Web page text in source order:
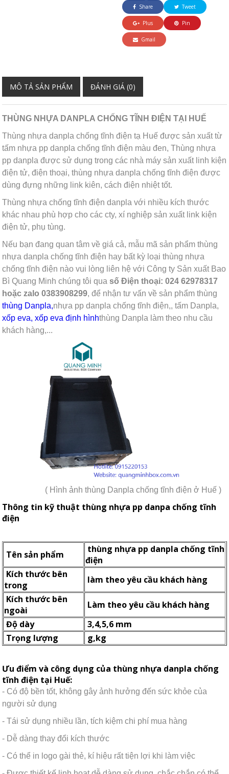
Share Tweet
Plus Pin
Gmail
MÔ TẢ SẢN PHẨM ĐÁNH GIÁ (0)
THÙNG NHỰA DANPLA CHỐNG TĨNH ĐIỆN TẠI HUẾ
Thùng nhựa danpla chống tĩnh điện tạ Huế được sản xuất từ
tấm nhựa pp danpla chống tĩnh điện màu đen, Thùng nhựa
pp danpla được sử dụng trong các nhà máy sản xuất linh kiện
điện tử, điện thoại, thùng nhựa danpla chống tĩnh điện được
dùng đựng những link kiên, cách điện nhiệt tốt.
Thùng nhựa chống tĩnh điện danpla với nhiều kích thước
khác nhau phù hợp cho các cty, xí nghiệp sản xuất link kiện
điện tử, phụ tùng.
Nếu bạn đang quan tâm về giá cả, mẫu mã sản phẩm thùng
nhựa danpla chống tĩnh điện hay bất kỳ loại thùng nhựa
chống tĩnh điện nào vui lòng liên hệ với Công ty Sản xuất Bao
Bì Quang Minh chúng tôi quasố Điện thoại: 024 62978317
hoặc zalo 0383908299, để nhận tư vấn về sản phẩm thùng
nhựa pp danpla chống tĩnh điện,
thùng Danpla,
xốp eva, xốp eva định hình
, tấm Danpla,
thùng Danpla làm theo nhu cầu
khách hàng,...
( Hình ảnh thùng Danpla chống tĩnh điện ở Huế )
Thông tin kỹ thuật thùng nhựa pp danpa chống tĩnh
điện
Tên sản phẩm
thùng nhựa pp danpla chống tĩnh
điện
Kích thước bên
trong
làm theo yêu cầu khách hàng
Kích thước bên
ngoài
Làm theo yêu cầu khách hàng
Độ dày
3,4,5,6 mm
Trọng lượng
g,kg
Ưu điểm và công dụng của thùng nhựa danpla chống
tĩnh điện tại Huế:
- Có độ bền tốt, không gây ảnh hưởng đến sức khỏe của
người sử dụng
- Tái sử dụng nhiều lần, tích kiệm chi phí mua hàng
- Dễ dàng thay đổi kích thước
- Có thể in logo gài thẻ, kí hiệu rất tiện lợi khi làm việc